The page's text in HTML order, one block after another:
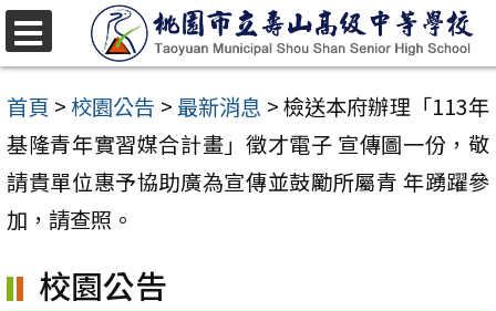
跳
至
主
要
內
容
首頁 >校園公告 >最新消息 >檢送本府辦理「113年
基隆青年實習媒合計畫」徵才電子 宣傳圖一份，敬
請貴單位惠予協助廣為宣傳並鼓勵所屬青 年踴躍參
加，請查照。
校園公告
選
單